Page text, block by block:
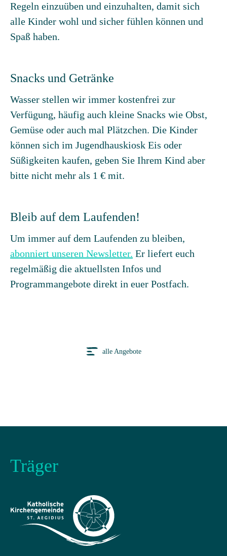
Regeln einzuüben und einzuhalten, damit sich
alle Kinder wohl und sicher fühlen können und
Spaß haben.
Snacks und Getränke
Wasser stellen wir immer kostenfrei zur
Verfügung, häufig auch kleine Snacks wie Obst,
Gemüse oder auch mal Plätzchen. Die Kinder
können sich im Jugendhauskiosk Eis oder
Süßigkeiten kaufen, geben Sie Ihrem Kind aber
bitte nicht mehr als 1 € mit.
Bleib auf dem Laufenden!
Um immer auf dem Laufenden zu bleiben,
abonniert unseren Newsletter. Er liefert euch
regelmäßig die aktuellsten Infos und
Programmangebote direkt in euer Postfach.
alle Angebote
Träger